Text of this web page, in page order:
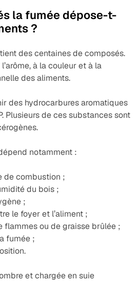
la fumée dépose-t-
?
des centaines de composés.
à la couleur et à la
des aliments.
des hydrocarbures aromatiques
Plusieurs de ces substances sont
notamment :
de combustion ;
du bois ;
;
le foyer et l’aliment ;
flammes ou de graisse brûlée ;
fumée ;
et chargée en suie